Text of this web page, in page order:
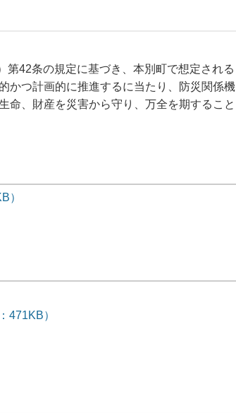
第42条の規定に基づき、本別町で想定される
かつ計画的に推進するに当たり、防災関係機
命、財産を災害から守り、万全を期すること
）
471KB）